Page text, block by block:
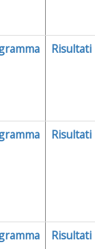
Risultati
Risultati
Risultati